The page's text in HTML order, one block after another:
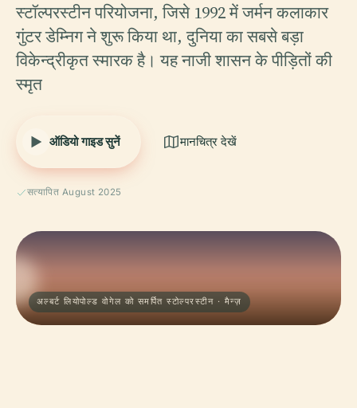
स्टॉल्परस्टीन परियोजना, जिसे 1992 में जर्मन कलाकार
गुंटर डेम्निग ने शुरू किया था, दुनिया का सबसे बड़ा
विकेन्द्रीकृत स्मारक है। यह नाजी शासन के पीड़ितों की
स्मृत
ऑडियो गाइड सुनें मानचित्र देखें
सत्यापित August 2025
अल्बर्ट लियोपोल्ड वोगेल को समर्पित स्टोल्परस्टीन · मैन्ज़